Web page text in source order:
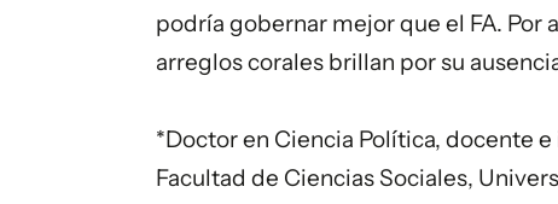
podría gobernar mejor que el FA. Por
arreglos corales brillan por su
*Doctor en Ciencia Política, docente
Facultad de Ciencias Sociales,